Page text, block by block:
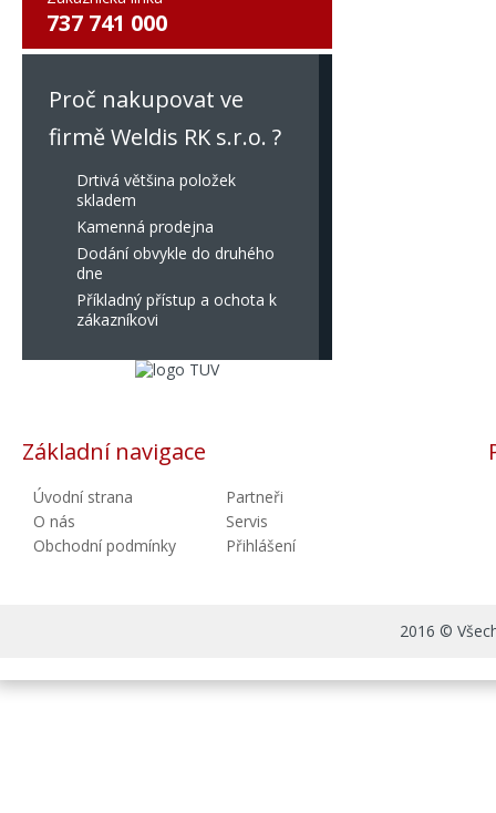
737 741 000
Proč nakupovat ve
firmě Weldis RK s.r.o. ?
Drtivá většina položek
skladem
Kamenná prodejna
Dodání obvykle do druhého
dne
Příkladný přístup a ochota k
zákazníkovi
Základní navigace
Úvodní strana
O nás
Obchodní podmínky
Partneři
Servis
Přihlášení
2016 ©